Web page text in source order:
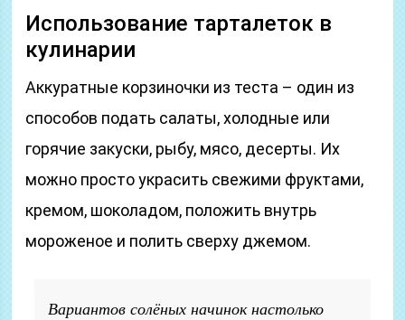
Использование тарталеток в
кулинарии
Аккуратные корзиночки из теста – один из
способов подать салаты, холодные или
горячие закуски, рыбу, мясо, десерты. Их
можно просто украсить свежими фруктами,
кремом, шоколадом, положить внутрь
мороженое и полить сверху джемом.
Вариантов солёных начинок настолько